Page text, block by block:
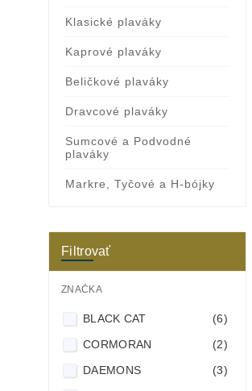
Klasické plaváky
Kaprové plaváky
Beličkové plaváky
Dravcové plaváky
Sumcové a Podvodné
plaváky
Markre, Tyčové a H-bójky
Filtrovať
ZNAČKA
BLACK CAT
(6)
CORMORAN
(2)
DAEMONS
(3)